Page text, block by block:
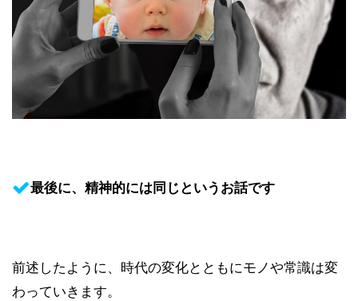
最後に、精神的には同じというお話です
前述したように、時代の変化とともにモノや常識は変
わっていきます。